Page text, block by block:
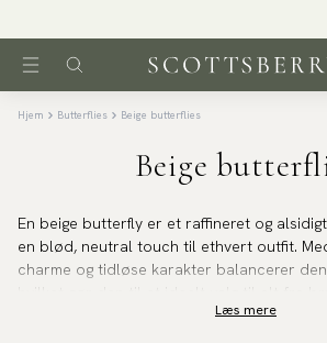
Hjem Butterflies Beige butterflies
Beige
En beige butterfly er et raffineret og
en blød, neutral touch til ethvert outfit.
charme og tidløse karakter balancerer
havefester til afslappet formelt tøj. Uanset
Læs mere